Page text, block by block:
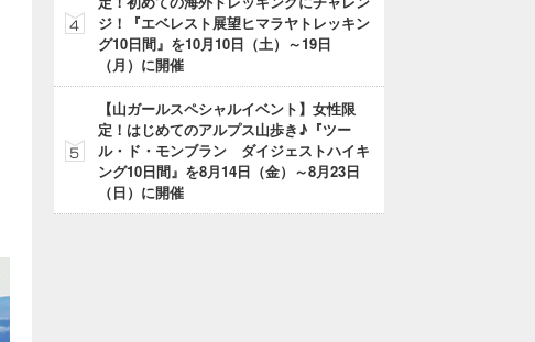
ジ！『エベレスト展望ヒマラヤトレッキン
グ10日間』を10月10日（土）～19日
（月）に開催
【山ガールスペシャルイベント】女性限
定！はじめてのアルプス山歩き♪『ツー
ル・ド・モンブラン ダイジェストハイキ
ング10日間』を8月14日（金）～8月23日
（日）に開催